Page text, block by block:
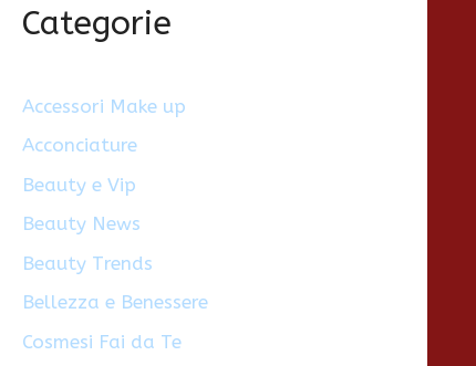
Categorie
Accessori Make up
Acconciature
Beauty e Vip
Beauty News
Beauty Trends
Bellezza e Benessere
Cosmesi Fai da Te